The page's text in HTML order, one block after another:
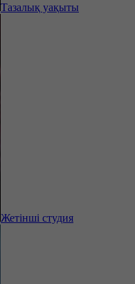
Тазалық уақыты
Жетінші студия